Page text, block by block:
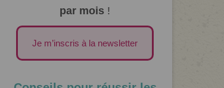
par mois !
Je m’inscris à la newsletter